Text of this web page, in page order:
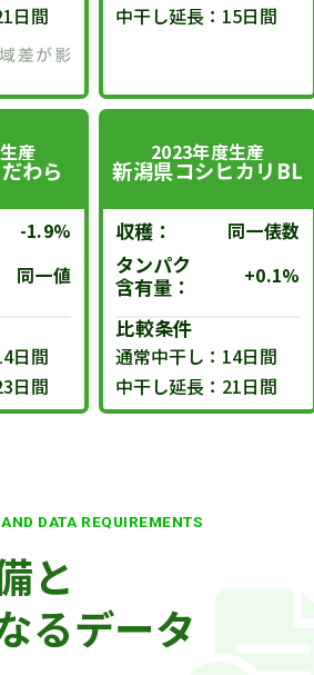
日間
差が影
中干し延長：15日間
産
わら
-1.9%
同一値
日間
日間
2023年度生産
新潟県コシヒカリBL
収穫： 同一俵数
タンパク
含有量：
+0.1%
比較条件
通常中干し：14日間
中干し延長：21日間
DATA REQUIREMENTS
と
るデータ